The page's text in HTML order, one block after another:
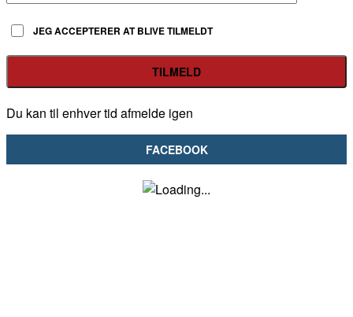
JEG ACCEPTERER AT BLIVE TILMELDT
Du kan til enhver tid afmelde igen
FACEBOOK